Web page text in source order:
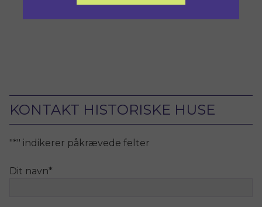
KONTAKT HISTORISKE HUSE
"*" indikerer påkrævede felter
Dit navn*